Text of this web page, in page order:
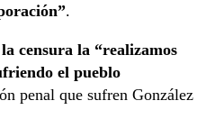
.
la censura la “realizamos
el pueblo
penal que sufren González